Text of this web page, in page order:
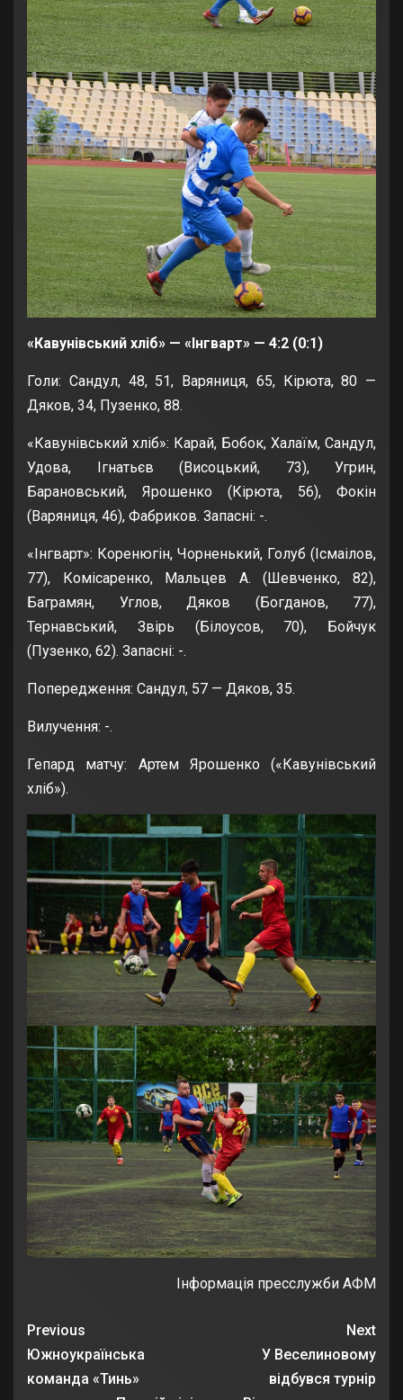
«Кавунівський хліб» — «Інгварт» — 4:2 (0:1)
Голи: Сандул, 48, 51, Варяниця, 65, Кірюта, 80 —
Дяков, 34, Пузенко, 88.
«Кавунівський хліб»: Карай, Бобок, Халаїм, Сандул,
Удова, Ігнатьєв (Висоцький, 73), Угрин,
Барановський, Ярошенко (Кірюта, 56), Фокін
(Варяниця, 46), Фабриков. Запасні: -.
«Інгварт»: Коренюгін, Чорненький, Голуб (Ісмаілов,
77), Комісаренко, Мальцев А. (Шевченко, 82),
Баграмян, Углов, Дяков (Богданов, 77),
Тернавський, Звірь (Білоусов, 70), Бойчук
(Пузенко, 62). Запасні: -.
Попередження: Сандул, 57 — Дяков, 35.
Вилучення: -.
Гепард матчу: Артем Ярошенко («Кавунівський
хліб»).
Інформація пресслужби АФМ
Previous
Южноукраїнська
команда «Тинь»
Next
У Веселиновому
відбувся турнір